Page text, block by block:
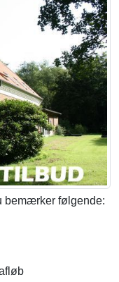
bemærker følgende: